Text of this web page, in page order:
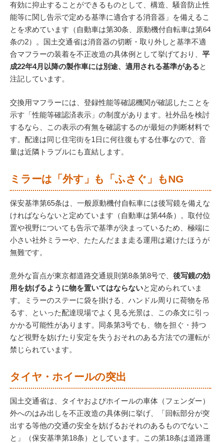
有効に抑止することができるものとして、構造、騒音防止性
能等に関し告示で定める基準に適合する消音器」を備えるこ
とを求めています（自動車は第30条、原動機付自転車は第64
条の2）。国土交通省は消音器の切断・取り外しと基準不適
合マフラーの装着を不正改造の具体例として挙げており、 平
成22年4月以降の製作車には別途、適用される基準があると
注記しています。
交換用マフラーには、登録性能等確認機関が確認したことを
示す「性能等確認済表示」の制度があります。社外品を検討
するなら、この表示の有無を確認するのが最短の判断材料で
す。配達は同じ住宅街を1日に何往復もする仕事なので、音
量は近隣トラブルにも直結します。
ミラーは「外す」も「ふさぐ」もNG
保安基準第65条は、一般原動機付自転車には後写鏡を備えな
ければならないと定めています（自動車は第44条）。取付位
置や視野についても告示で基準が決まっているため、極端に
小さい社外ミラーや、たたんだまま走る運用は避けたほうが
無難です。
意外な盲点が東京都道路交通規則第8条第8号で、 後写鏡の効
用を妨げるように物を置いてはならないと定められていま
す。ミラーのステーに袋を掛ける、ハンドル周りに荷物を吊
るす、といった配達現場でよく見る光景は、この条文に引っ
かかる可能性があります。同条第3号でも、物を担ぐ・持つ
など視野を妨げたり安定を失うおそれのある方法での運転が
禁じられています。
タイヤ・ホイールの突出
国土交通省は、タイヤおよびホイールの車体（フェンダー）
外へのはみ出しを不正改造の具体例に挙げ、「回転部分が突
出する等他の交通の安全を妨げるおそれのあるものでないこ
と」（保安基準第18条）としています。この第18条は道路運